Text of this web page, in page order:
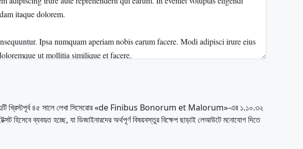
খ্রিস্টপূর্ব ৪৫ সালে লেখা সিসেরোর «de Finibus Bonorum et Malorum»-এর ১.১০.৩২
ব্যবহৃত হচ্ছে, যা ডিজাইনারদের অর্থপূর্ণ বিষয়বস্তুর বিক্ষেপ ছাড়াই লেআউটে মনোযোগ দিতে